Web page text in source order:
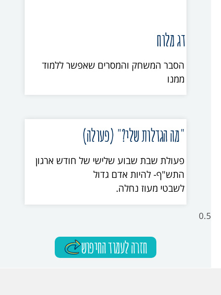
דג מלוח
הסבר המשחק והמסרים שאפשר ללמוד
ממנו
"מה הגדלות שלי?" (פעולה)
פעולת שבת שבוע שלישי של חודש ארגון
התש"ף- להיות אדם גדול
לשבטי מעוז נחלה.
חזרה לעמוד החיפוש